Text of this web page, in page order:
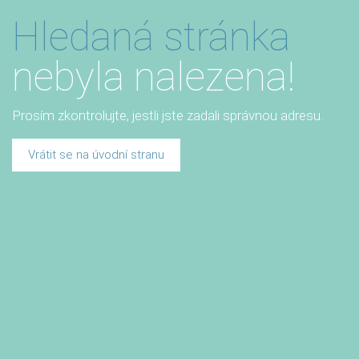
Hledaná stránka
nebyla nalezena!
Prosím zkontrolujte, jestli jste zadali správnou adresu.
Vrátit se na úvodní stranu